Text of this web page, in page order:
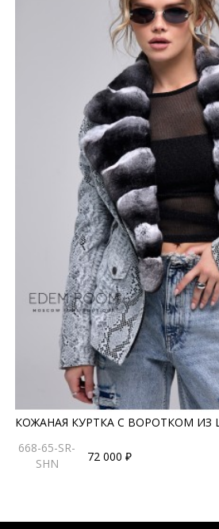
КОЖАНАЯ КУРТКА С ВОРОТКОМ
668-65-SR-
SHN
72 000 ₽